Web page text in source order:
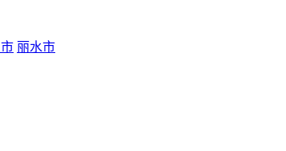
丽水市